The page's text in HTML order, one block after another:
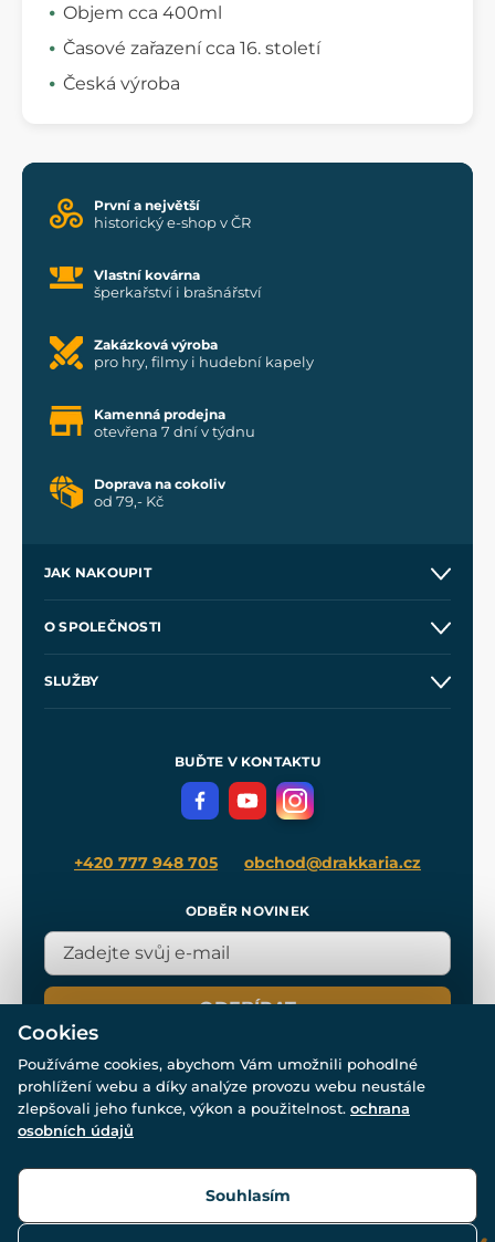
Objem cca 400ml
Časové zařazení cca 16. století
Česká výroba
První a největší
historický e-shop v ČR
Vlastní kovárna
šperkařství i brašnářství
Zakázková výroba
pro hry, filmy i hudební kapely
Kamenná prodejna
otevřena 7 dní v týdnu
Doprava na cokoliv
od 79,- Kč
JAK NAKOUPIT
Velkoobchod
O SPOLEČNOSTI
SLUŽBY
Meče pro Kingdom Come
BUĎTE V KONTAKTU
+420 777 948 705 obchod@drakkaria.cz
ODBĚR NOVINEK
ODEBÍRAT
© Všechna práva vyhrazena. www.drakkaria.cz 2007-2026.
Cookies
Používáme cookies, abychom Vám umožnili pohodlné
prohlížení webu a díky analýze provozu webu neustále
zlepšovali jeho funkce, výkon a použitelnost. ochrana
osobních údajů
Souhlasím